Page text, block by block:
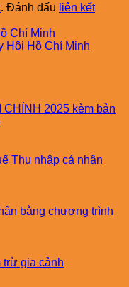
. Đánh dấu liên kết
Chí Minh
Hội Hồ Chí Minh
2025 kèm bản
Thu nhập cá nhân
bằng chương trình
trừ gia cảnh